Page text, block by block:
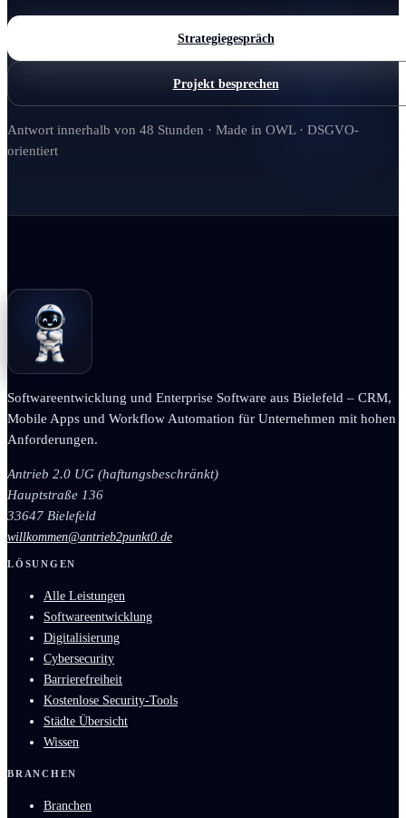
Strategiegespräch
Projekt besprechen
Antwort innerhalb von 48 Stunden · Made in OWL · DSGVO-
orientiert
Softwareentwicklung und Enterprise Software aus Bielefeld – CRM,
Mobile Apps und Workflow Automation für Unternehmen mit hohen
Anforderungen.
Antrieb 2.0 UG (haftungsbeschränkt)
Hauptstraße 136
33647 Bielefeld
willkommen@antrieb2punkt0.de
LÖSUNGEN
Alle Leistungen
Softwareentwicklung
Digitalisierung
Cybersecurity
Barrierefreiheit
Kostenlose Security-Tools
Städte Übersicht
Wissen
BRANCHEN
Branchen